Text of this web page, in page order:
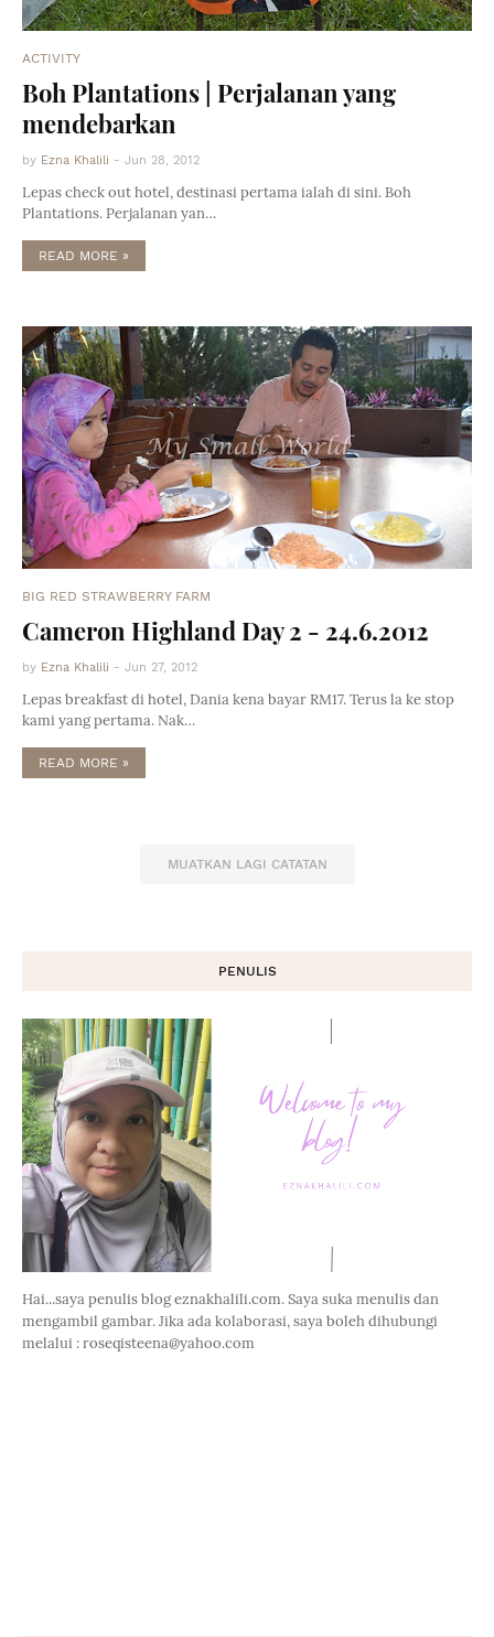
ACTIVITY
Boh Plantations | Perjalanan yang
mendebarkan
by Ezna Khalili - Jun 28, 2012
Lepas check out hotel, destinasi pertama ialah di sini. Boh
Plantations. Perjalanan yan…
READ MORE »
BIG RED STRAWBERRY FARM
Cameron Highland Day 2 - 24.6.2012
by Ezna Khalili - Jun 27, 2012
Lepas breakfast di hotel, Dania kena bayar RM17. Terus la ke stop
kami yang pertama. Nak…
READ MORE »
MUATKAN LAGI CATATAN
PENULIS
Hai...saya penulis blog eznakhalili.com. Saya suka menulis dan
mengambil gambar. Jika ada kolaborasi, saya boleh dihubungi
melalui : roseqisteena@yahoo.com